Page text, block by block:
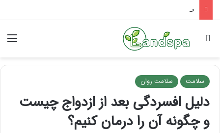
ماساژ صورت برای کلاژن سازی | با چین و چروک خداحافظی کن
جستجو برای
سلامت سلامت روان
دلیل افسردگی بعد از ازدواج چیست
و چگونه آن را درمان کنیم؟